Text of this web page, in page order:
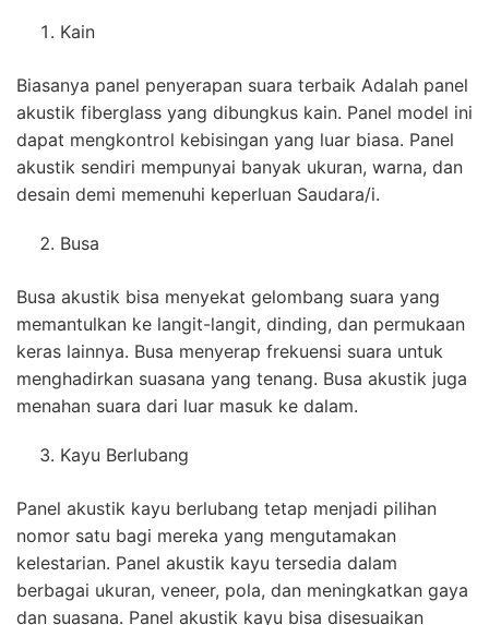
Kain
Biasanya panel penyerapan suara terbaik Adalah panel
akustik fiberglass yang dibungkus kain. Panel model ini
dapat mengkontrol kebisingan yang luar biasa. Panel
akustik sendiri mempunyai banyak ukuran, warna, dan
desain demi memenuhi keperluan Saudara/i.
Busa
Busa akustik bisa menyekat gelombang suara yang
memantulkan ke langit-langit, dinding, dan permukaan
keras lainnya. Busa menyerap frekuensi suara untuk
menghadirkan suasana yang tenang. Busa akustik juga
menahan suara dari luar masuk ke dalam.
Kayu Berlubang
Panel akustik kayu berlubang tetap menjadi pilihan
nomor satu bagi mereka yang mengutamakan
kelestarian. Panel akustik kayu tersedia dalam
berbagai ukuran, veneer, pola, dan meningkatkan gaya
dan suasana. Panel akustik kayu bisa disesuaikan